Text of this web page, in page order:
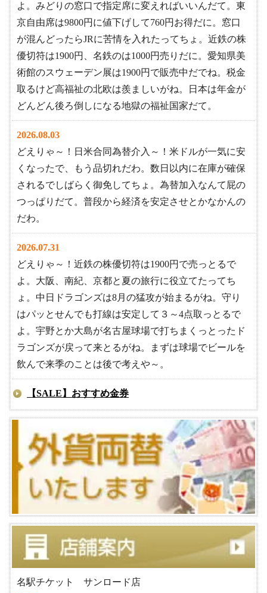
よ。みどりの窓口で指定席に変えればいいんだて。東
京自由席は9800円に値下げして760円お得だに。窓口
が混んどったらJRに苦情を入れたってちょ。近鉄の株
優切符は1900円、名鉄のは1000円売りだに。愛知県美
術館のスウェーデン展は1900円で販売中だでね。税金
取るけど高福祉の北欧は羨ましいがね。日本は年金が
どんどん後ろ倒しになる地獄の福祉国家だて。
2026.08.03
どえりゃ～！日米合同為替介入～！米ドルが一気に安
くなったで、もう品切れだわ。数日以内に在庫が確保
されるでしばらく御免してちょ。為替加入なんて屁の
つっぱりだて。普段から経済を安定させとかなかんの
だわ。
2026.07.31
どえりゃ～！近鉄の株優切符は1900円で売っとるで
よ。大阪、南紀、京都と夏の旅行に役立てたってち
ょ。中日ドラゴンズは8月の猛攻が始まるがね。守り
はパッとせんでも打線は安定して３～4点取っとるで
よ。宇野とか大島が名古屋球場で打ちまくっとったド
ラゴンズが戻って来とるがね。まずは球場でビールを
飲んで来季のことは後で考えや～。
【SALE】おすすめ金券
名駅チケット サンロード店